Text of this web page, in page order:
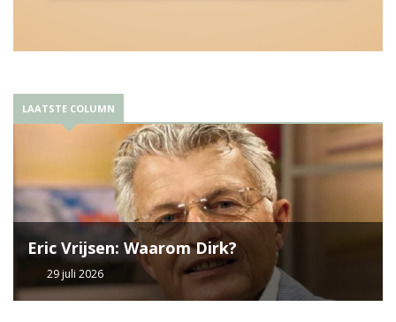
LAATSTE COLUMN
Eric Vrijsen: Waarom Dirk?
29 juli 2026